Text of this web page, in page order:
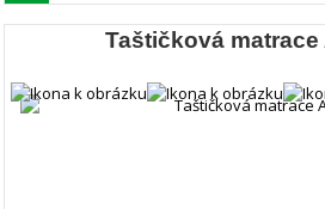
Taštičková matrace